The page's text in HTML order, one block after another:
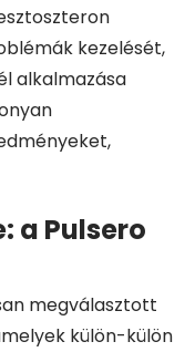
kezelését,
alkalmazása
a Pulsero
megválasztott
külön-külön